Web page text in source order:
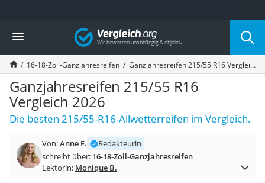
Die beliebtesten Vergleiche nach Kategorie
Auto & Motor
Fahrradträger-Anhängerkupplung (4 Fahrräder)
Fahrradträger
Fahrradträger (Anhängerkupplung)
Fahrradträger 3 Fahrräder
Benzinkanister (20 l)
Dashcam
Benzinkanister
Marderschreck
Vergleich
16-18-Zoll-Ganzjahresreifen Ganzjahresreifen 215/55 R16 Vergleich 2026
Ganzjahresreifen 215/55 R16
Vergleich 2026
Die besten 215/55-R16-Allwetterreifen im Vergleich.
Von:Anne F.
Redakteurin
schreibt über: 16-18-Zoll-Ganzjahresreifen
Lektorin: Monique B.